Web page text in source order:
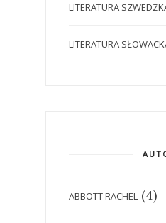
LITERATURA
LITERATURA
ABBOTT RACHEL (4)